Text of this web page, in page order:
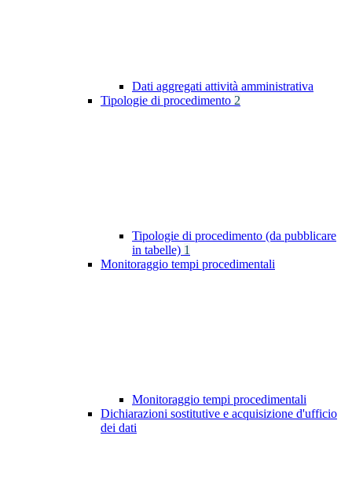
Dati aggregati attività amministrativa
Tipologie di procedimento 2
Tipologie di procedimento (da pubblicare
in tabelle) 1
Monitoraggio tempi procedimentali
Monitoraggio tempi procedimentali
Dichiarazioni sostitutive e acquisizione d'ufficio
dei dati